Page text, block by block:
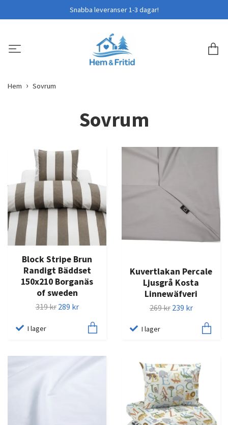
Snabba leveranser 1-3 dagar!
Hem Sovrum
Sovrum
Block Stripe Brun
Randigt Bäddset
150x210 Borganäs
of sweden
319 kr 289 kr
I lager
Kuvertlakan Percale
Ljusgrå Kosta
Linnewäfveri
269 kr 239 kr
I lager